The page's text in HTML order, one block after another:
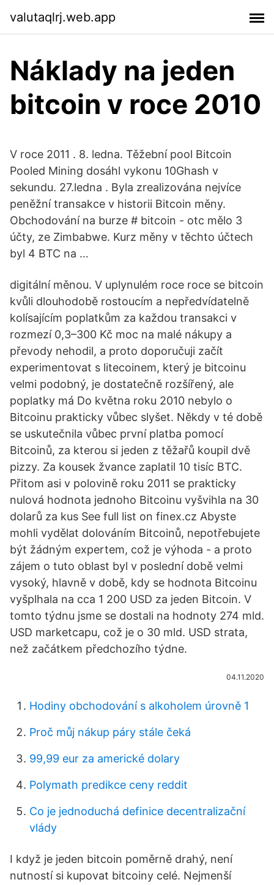
valutaqlrj.web.app
Náklady na jeden
bitcoin v roce 2010
V roce 2011 . 8. ledna. Těžební pool Bitcoin
Pooled Mining dosáhl vykonu 10Ghash v
sekundu. 27.ledna . Byla zrealizována nejvíce
peněžní transakce v historii Bitcoin měny.
Obchodování na burze # bitcoin - otc mělo 3
účty, ze Zimbabwe. Kurz měny v těchto účtech
byl 4 BTC na …
digitální měnou. V uplynulém roce roce se bitcoin
kvůli dlouhodobě rostoucím a nepředvídatelně
kolísajícím poplatkům za každou transakci v
rozmezí 0,3–300 Kč moc na malé nákupy a
převody nehodil, a proto doporučuji začít
experimentovat s litecoinem, který je bitcoinu
velmi podobný, je dostatečně rozšířený, ale
poplatky má Do května roku 2010 nebylo o
Bitcoinu prakticky vůbec slyšet. Někdy v té době
se uskutečnila vůbec první platba pomocí
Bitcoinů, za kterou si jeden z těžařů koupil dvě
pizzy. Za kousek žvance zaplatil 10 tisíc BTC.
Přitom asi v polovině roku 2011 se prakticky
nulová hodnota jednoho Bitcoinu vyšvihla na 30
dolarů za kus See full list on finex.cz Abyste
mohli vydělat dolováním Bitcoinů, nepotřebujete
být žádným expertem, což je výhoda - a proto
zájem o tuto oblast byl v poslední době velmi
vysoký, hlavně v době, kdy se hodnota Bitcoinu
vyšplhala na cca 1 200 USD za jeden Bitcoin. V
tomto týdnu jsme se dostali na hodnoty 274 mld.
USD marketcapu, což je o 30 mld. USD strata,
než začátkem předchozího týdne.
04.11.2020
Hodiny obchodování s alkoholem úrovně 1
Proč můj nákup páry stále čeká
99,99 eur za americké dolary
Polymath predikce ceny reddit
Co je jednoduchá definice decentralizační
vlády
I když je jeden bitcoin poměrně drahý, není
nutností si kupovat bitcoiny celé. Nejmenší